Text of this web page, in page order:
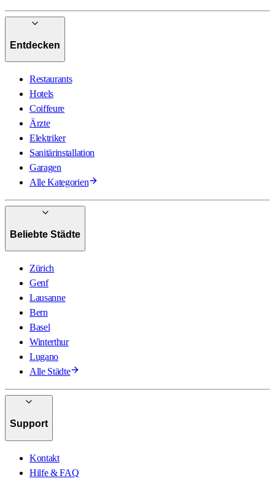
Entdecken
Restaurants
Hotels
Coiffeure
Ärzte
Elektriker
Sanitärinstallation
Garagen
Alle Kategorien
Beliebte Städte
Zürich
Genf
Lausanne
Bern
Basel
Winterthur
Lugano
Alle Städte
Support
Kontakt
Hilfe & FAQ